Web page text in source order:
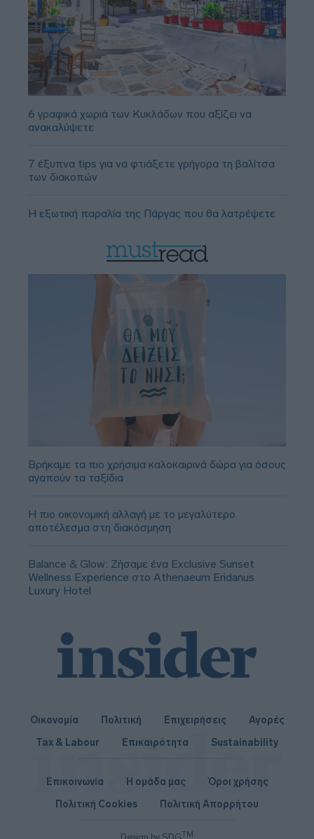
6 γραφικά χωριά των Κυκλάδων που αξίζει να
ανακαλύψετε
7 έξυπνα tips για να φτιάξετε γρήγορα τη βαλίτσα
των διακοπών
Η εξωτική παραλία της Πάργας που θα λατρέψετε
Βρήκαμε τα πιο χρήσιμα καλοκαιρινά δώρα για όσους
αγαπούν τα ταξίδια
Η πιο οικονομική αλλαγή με το μεγαλύτερο
αποτέλεσμα στη διακόσμηση
Balance & Glow: Ζήσαμε ένα Exclusive Sunset
Wellness Experience στο Athenaeum Eridanus
Luxury Hotel
Οικονομία Πολιτική Επιχειρήσεις
Αγορές
Tax & Labour
Επικαιρότητα Sustainability
TM
Επικοινωνία Η ομάδα μας
Όροι χρήσης
Πολιτική Cookies
Πολιτική Απορρήτου